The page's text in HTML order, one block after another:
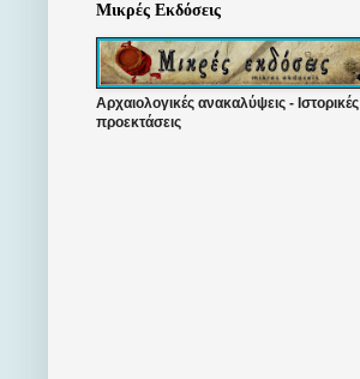
Μικρές Εκδόσεις
Αρχαιολογικές ανακαλύψεις - Ιστορικές
προεκτάσεις